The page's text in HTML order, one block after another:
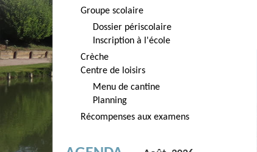
Groupe scolaire
Dossier périscolaire
Inscription à l'école
Crèche
Centre de loisirs
Menu de cantine
Planning
Récompenses aux examens